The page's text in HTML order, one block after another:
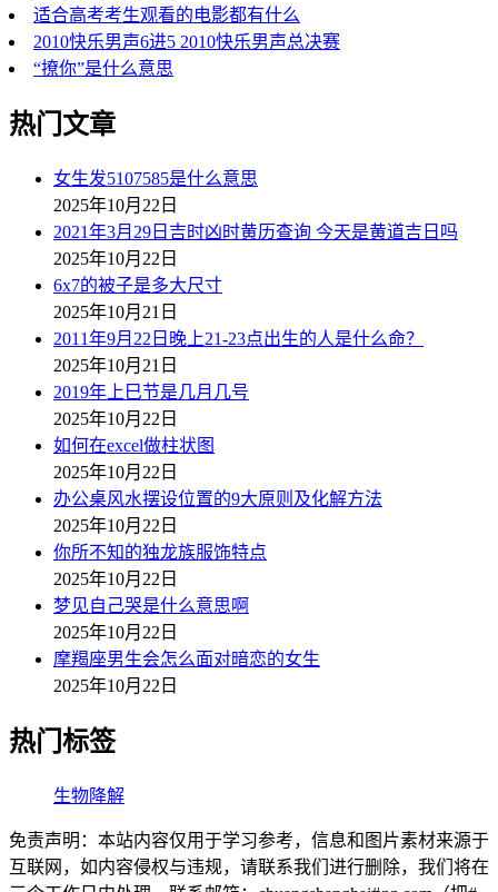
适合高考考生观看的电影都有什么
2010快乐男声6进5 2010快乐男声总决赛
“撩你”是什么意思
热门文章
女生发5107585是什么意思
2025年10月22日
2021年3月29日吉时凶时黄历查询 今天是黄道吉日吗
2025年10月22日
6x7的被子是多大尺寸
2025年10月21日
2011年9月22日晚上21-23点出生的人是什么命？
2025年10月21日
2019年上巳节是几月几号
2025年10月22日
如何在excel做柱状图
2025年10月22日
办公桌风水摆设位置的9大原则及化解方法
2025年10月22日
你所不知的独龙族服饰特点
2025年10月22日
梦见自己哭是什么意思啊
2025年10月22日
摩羯座男生会怎么面对暗恋的女生
2025年10月22日
热门标签
生物降解
免责声明：本站内容仅用于学习参考，信息和图片素材来源于
互联网，如内容侵权与违规，请联系我们进行删除，我们将在